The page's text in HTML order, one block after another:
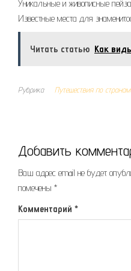
Уникальные и живописные
Известные места для
Читать статью Как
Рубрика Путешествия по странам
Добавить
Ваш адрес email не будет
помечены *
Комментарий *